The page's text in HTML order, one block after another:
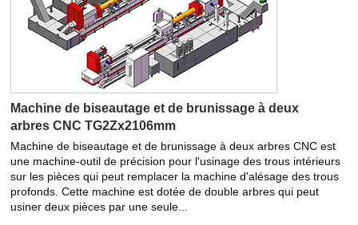
Machine de biseautage et de brunissage à deux
arbres CNC TG2Zx2106mm
Machine de biseautage et de brunissage à deux arbres CNC est
une machine-outil de précision pour l'usinage des trous intérieurs
sur les pièces qui peut remplacer la machine d'alésage des trous
profonds. Cette machine est dotée de double arbres qui peut
usiner deux pièces par une seule...